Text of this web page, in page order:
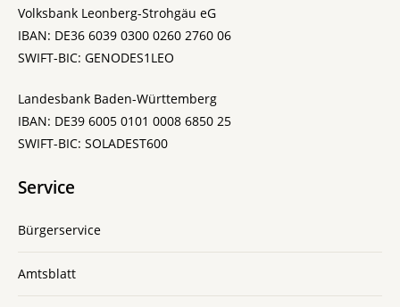
Volksbank Leonberg-Strohgäu eG
IBAN: DE36 6039 0300 0260 2760 06
SWIFT-BIC: GENODES1LEO
Landesbank Baden-Württemberg
IBAN: DE39 6005 0101 0008 6850 25
SWIFT-BIC: SOLADEST600
Service
Bürgerservice
Amtsblatt